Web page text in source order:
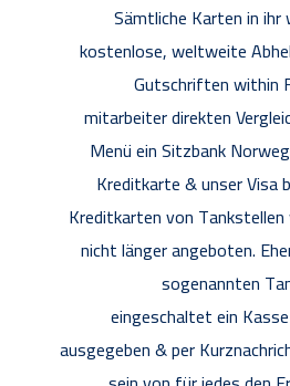
Sämtliche Karten in
kostenlose, weltweite
Gutschriften within
mitarbeiter direkten
Menü ein Sitzbank
Kreditkarte & unser Visa
Kreditkarten von
nicht länger angeboten.
sogenannten
eingeschaltet ein
ausgegeben & per